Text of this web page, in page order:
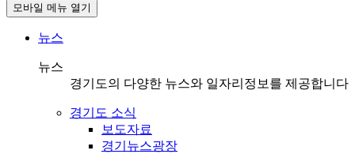
모바일 메뉴 열기
뉴스
뉴스
경기도의 다양한 뉴스와 일자리정보를 제공합니다
경기도 소식
보도자료
경기뉴스광장